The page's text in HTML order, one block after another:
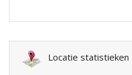
Locatie statistieken